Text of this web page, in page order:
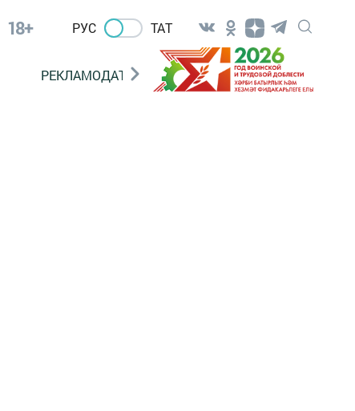
18+ РУС ТАТ
РЕКЛАМОДАТЕЛЯМ